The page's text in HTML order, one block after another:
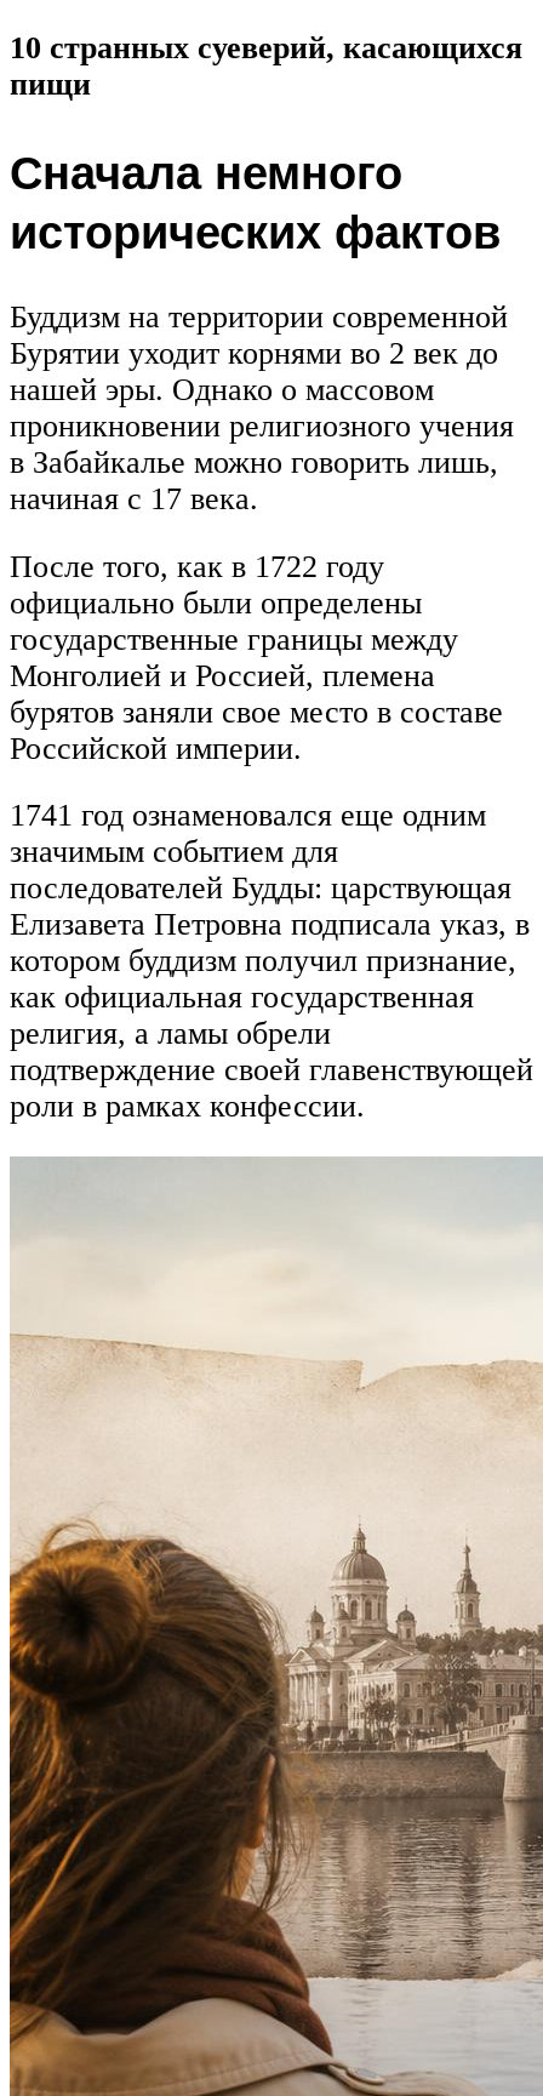
10 странных суеверий, касающихся
пищи
Сначала немного
исторических фактов
Буддизм на территории современной
Бурятии уходит корнями во 2 век до
нашей эры. Однако о массовом
проникновении религиозного учения
в Забайкалье можно говорить лишь,
начиная с 17 века.
После того, как в 1722 году
официально были определены
государственные границы между
Монголией и Россией, племена
бурятов заняли свое место в составе
Российской империи.
1741 год ознаменовался еще одним
значимым событием для
последователей Будды: царствующая
Елизавета Петровна подписала указ, в
котором буддизм получил признание,
как официальная государственная
религия, а ламы обрели
подтверждение своей главенствующей
роли в рамках конфессии.